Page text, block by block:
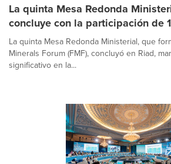
La quinta Mesa Redonda
concluye con la participación de
La quinta Mesa Redonda Ministerial, que
Minerals Forum (FMF), concluyó en Riad,
significativo en la...